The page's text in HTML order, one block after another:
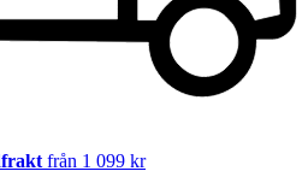
från 1 099 kr